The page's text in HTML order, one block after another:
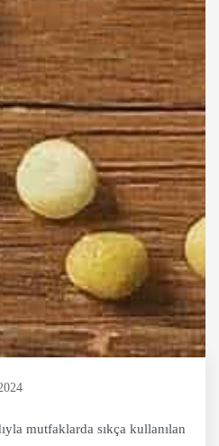
mutfaklarda sıkça kullanılan